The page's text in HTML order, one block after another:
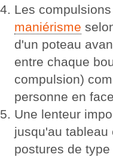
Les
maniérisme
d'un poteau
entre chaque
compulsion)
personne en
Une lenteur
jusqu'au
postures de type